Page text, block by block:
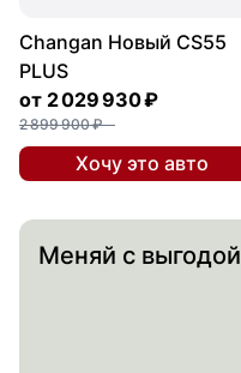
Changan Новый CS55
PLUS
от 2 029 930 ₽
2 899 900 ₽
Хочу это авто
Меняй с выгодой